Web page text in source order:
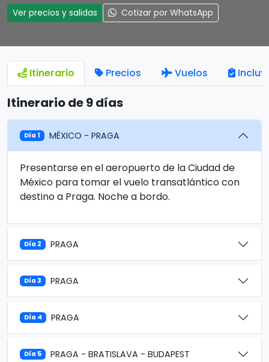
Ver precios y salidas Cotizar por WhatsApp
Itinerario Precios Vuelos
Itinerario de 9 días
Día 1 MÉXICO - PRAGA
Presentarse en el aeropuerto de la Ciudad de
México para tomar el vuelo transatlántico con
destino a Praga. Noche a bordo.
Día 2 PRAGA
Día 3 PRAGA
Día 4 PRAGA
Día 5 PRAGA - BRATISLAVA - BUDAPEST